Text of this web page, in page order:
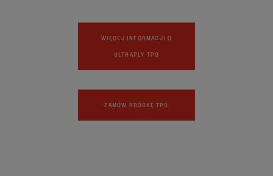
WIĘCEJ INFORMACJI O
ULTRAPLY TPO
ZAMÓW PRÓBKĘ TPO